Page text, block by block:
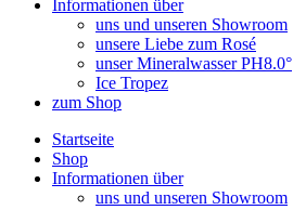
Informationen über
uns und unseren Showroom
unsere Liebe zum Rosé
unser Mineralwasser PH8.0°
Ice Tropez
zum Shop
Startseite
Shop
Informationen über
uns und unseren Showroom